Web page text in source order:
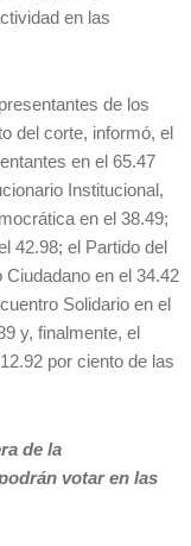
en las
de los
del corte, informó, el
en el 65.47
Institucional,
en el 38.49;
42.98; el Partido del
en el 34.42
Solidario en el
y, finalmente, el
por ciento de las
de la
votar en las